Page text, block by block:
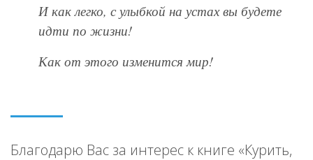
И как легко, с улыбкой на устах вы будете
идти по жизни!
Как от этого изменится мир!
Благодарю Вас за интерес к книге «Курить,